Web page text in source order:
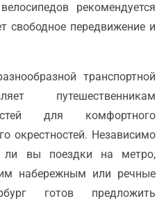
рекомендуется
свободное передвижение и
транспортной
путешественникам
для комфортного
окрестностей. Независимо
ли вы поездки на метро,
набережным или речные
готов предложить